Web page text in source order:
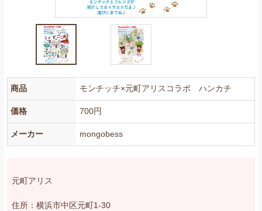
商品 モンチッチ×元町アリスコラボ ハンカチ
価格 700円
メーカー mongobess
元町アリス
住所：横浜市中区元町1-30